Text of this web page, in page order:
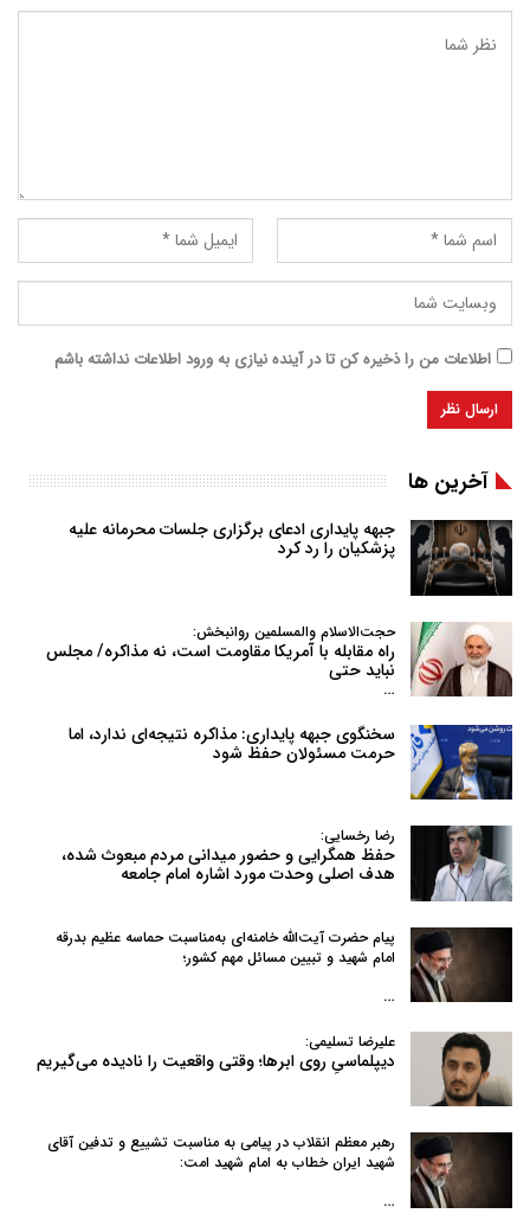
اطلاعات من را ذخیره کن تا در آینده نیازی به ورود اطلاعات نداشته باشم
آخرین ها
جبهه پایداری ادعای برگزاری جلسات محرمانه علیه
پزشکیان را رد کرد
حجت‌الاسلام والمسلمین روانبخش:
راه مقابله با آمریکا مقاومت است، نه مذاکره/ مجلس
نباید حتی
…
سخنگوی جبهه پایداری: مذاکره نتیجه‌ای ندارد، اما
حرمت مسئولان حفظ شود
رضا رخسایی:
حفظ همگرایی و حضور میدانی مردم مبعوث شده،
هدف اصلی وحدت مورد اشاره امام جامعه
پیام حضرت آیت‌الله خامنه‌ای به‌مناسبت حماسه عظیم بدرقه
امام شهید و تبیین مسائل مهم کشور؛
…
علیرضا تسلیمی:
دیپلماسیِ روی ابرها؛ وقتی واقعیت را نادیده می‌گیریم
رهبر معظم انقلاب در پیامی به‌ مناسبت تشییع و تدفین آقای
شهید ایران خطاب به امام شهید امت:
…